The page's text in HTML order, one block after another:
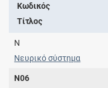
Κωδικός
Τίτλος
N
Νευρικό σύστημα
N06